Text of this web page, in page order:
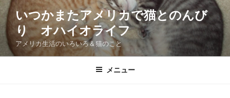
コ
ン
ツ
いつかまたアメリカで猫とのんび
り オハイオライフ
アメリカ生活のいろいろ＆猫のこと
メニュー